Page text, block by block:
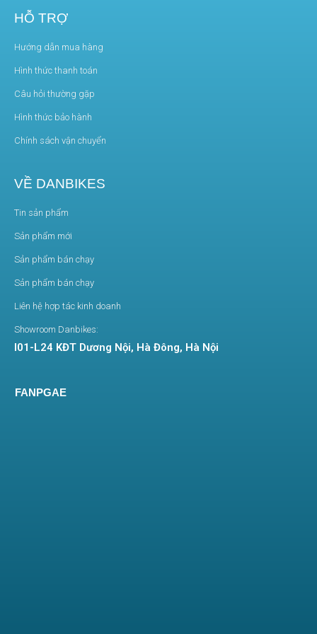
sản phẩm ấn tượng, từ chiều ngang ghi đông đến chiều cao yên xe
khiển.
Xe Đạp Điện Thể Thao Coswheel FTN T20
HỖ TRỢ
Hướng dẫn mua hàng
Hình thức thanh toán
Câu hỏi thường gặp
Hình thức bảo hành
Chính sách vận chuyển
VỀ DANBIKES
Tin sản phẩm
Sản phẩm mới
Sản phẩm bán chạy
Sản phẩm bán chạy
Liên hệ hợp tác kinh doanh
Showroom Danbikes:
I01-L24 KĐT Dương Nội, Hà Đông, Hà Nội
FANPGAE